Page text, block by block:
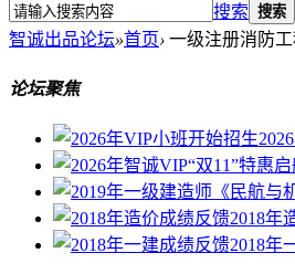
搜索 搜索
智诚出品论坛»首页› 一级注册消防
论坛聚焦
2018年
2018年